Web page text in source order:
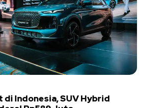
di Indonesia, SUV Hybrid